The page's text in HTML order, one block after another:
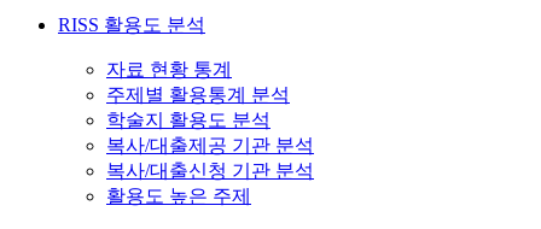
RISS 활용도 분석
자료 현황 통계
주제별 활용통계 분석
학술지 활용도 분석
복사/대출제공 기관 분석
복사/대출신청 기관 분석
활용도 높은 주제